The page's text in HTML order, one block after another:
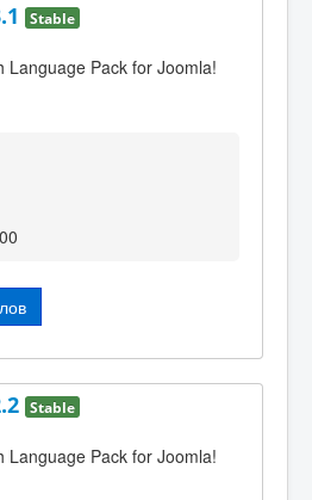
Stable
Language Pack for Joomla!
Stable
Language Pack for Joomla!